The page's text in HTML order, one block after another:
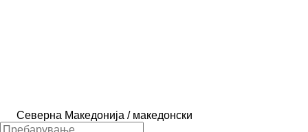
Северна Македонија / македонски